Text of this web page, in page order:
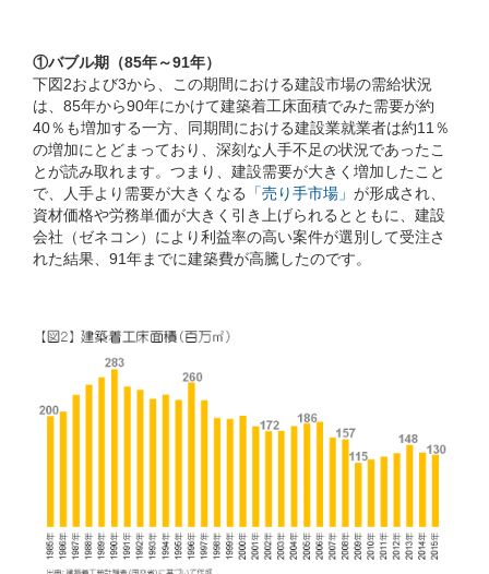
①バブル期（85年～91年）
下図2および3から、この期間における建設市場の需給状況
は、85年から90年にかけて建築着工床面積でみた需要が約
40％も増加する一方、同期間における建設業就業者は約11％
の増加にとどまっており、深刻な人手不足の状況であったこ
とが読み取れます。つまり、建設需要が大きく増加したこと
で、人手より需要が大きくなる
「売り手市場」 が形成され、
資材価格や労務単価が大きく引き上げられるとともに、建設
会社（ゼネコン）により利益率の高い案件が選別して受注さ
れた結果、91年までに建築費が高騰したのです。